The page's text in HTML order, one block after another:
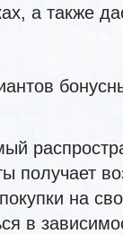
а также
получает
на
в